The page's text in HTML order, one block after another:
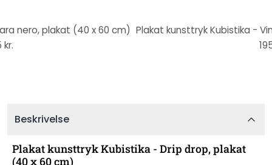
nero, plakat (40 x 60 cm)
kr.
Beskrivelse
Plakat kunsttryk Kubistika - Drip drop, plakat
(40 x 60 cm)